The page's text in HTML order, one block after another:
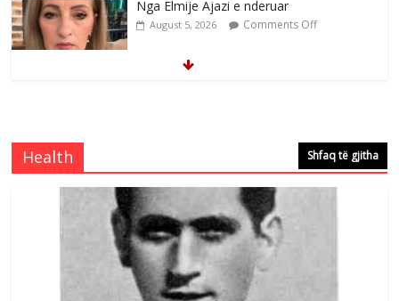
Nga Elmije Ajazi e nderuar
August 5, 2026 Comments Off
Comments Off
Çlirimtari Mentor Mushkolaj nderohet
me mirenjohje nga Xhevdet Qeriqi Dega
e invalidëve në Fushë Kosovë
August 4, 2026 Comments Off
Health Shfaq të gjitha